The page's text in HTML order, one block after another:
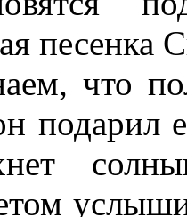
песенка
что
подарил